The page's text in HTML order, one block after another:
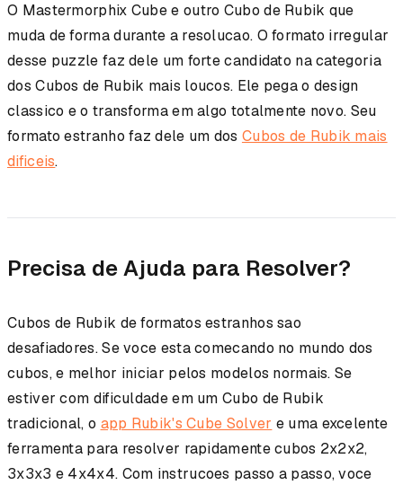
O Mastermorphix Cube e outro Cubo de Rubik que
muda de forma durante a resolucao. O formato irregular
desse puzzle faz dele um forte candidato na categoria
dos Cubos de Rubik mais loucos. Ele pega o design
classico e o transforma em algo totalmente novo. Seu
formato estranho faz dele um dos Cubos de Rubik mais
dificeis.
Precisa de Ajuda para Resolver?
Cubos de Rubik de formatos estranhos sao
desafiadores. Se voce esta comecando no mundo dos
cubos, e melhor iniciar pelos modelos normais. Se
estiver com dificuldade em um Cubo de Rubik
tradicional, o app Rubik's Cube Solver e uma excelente
ferramenta para resolver rapidamente cubos 2x2x2,
3x3x3 e 4x4x4. Com instrucoes passo a passo, voce